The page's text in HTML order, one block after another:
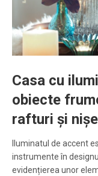
Casa cu
obiecte
rafturi și nișe
Iluminatul de accent
instrumente în
evidențierea unor